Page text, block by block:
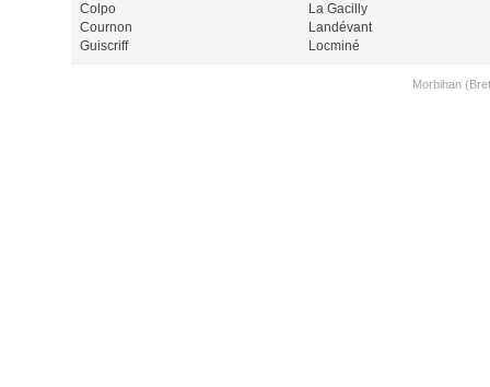
Colpo
Cournon
Guiscriff
La Gacilly
Landévant
Locminé
Morbihan